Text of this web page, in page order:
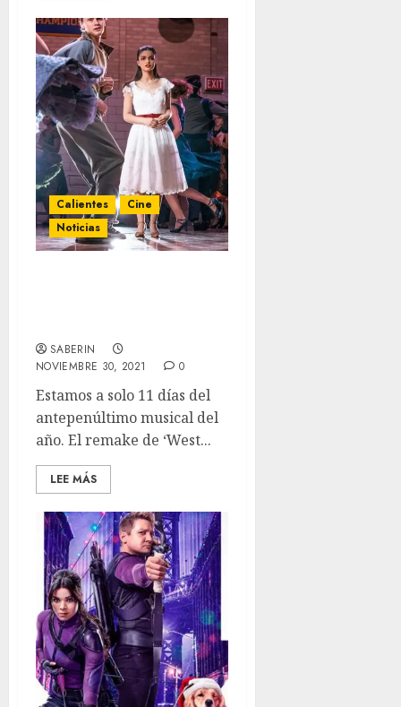
Calientes
Cine
Noticias
SABERIN
NOVIEMBRE 30, 2021
0
Estamos a solo 11 días del
antepenúltimo musical del
año. El remake de ‘West...
LEE MÁS